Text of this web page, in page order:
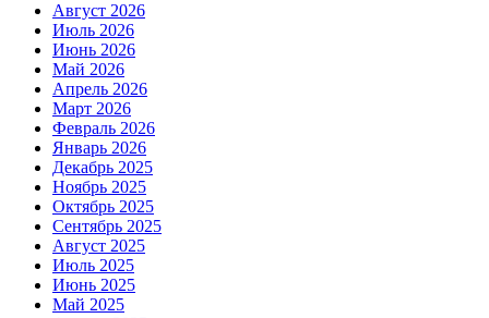
Август 2026
Июль 2026
Июнь 2026
Май 2026
Апрель 2026
Март 2026
Февраль 2026
Январь 2026
Декабрь 2025
Ноябрь 2025
Октябрь 2025
Сентябрь 2025
Август 2025
Июль 2025
Июнь 2025
Май 2025